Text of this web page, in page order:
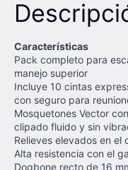
Características
Pack completo para
manejo superior
Incluye 10 cintas
con seguro para
Mosquetones Vector
clipado fluido y sin
Relieves elevados en
Alta resistencia con el
Dogbone recto de 16